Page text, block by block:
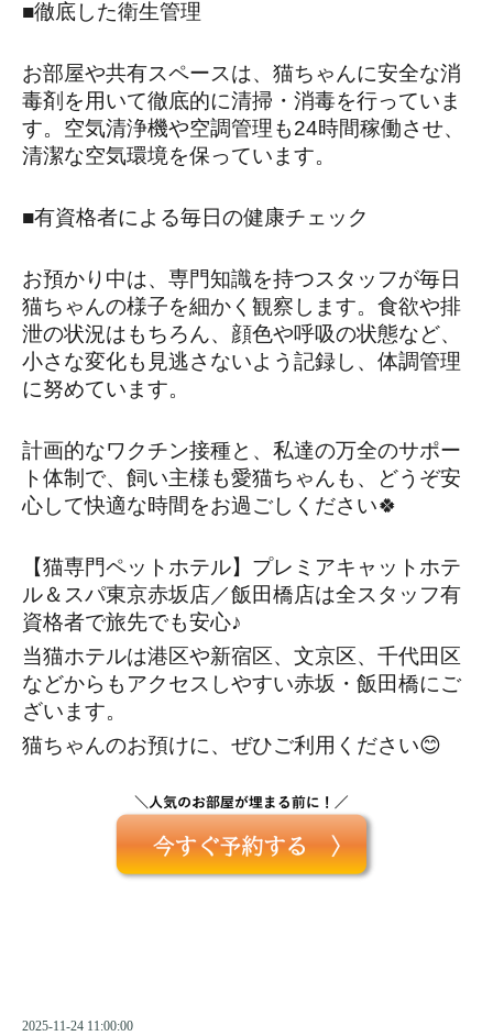
■徹底した衛生管理
お部屋や共有スペースは、猫ちゃんに安全な消
毒剤を用いて徹底的に清掃・消毒を行っていま
す。空気清浄機や空調管理も24時間稼働させ、
清潔な空気環境を保っています。
■有資格者による毎日の健康チェック
お預かり中は、専門知識を持つスタッフが毎日
猫ちゃんの様子を細かく観察します。食欲や排
泄の状況はもちろん、顔色や呼吸の状態など、
小さな変化も見逃さないよう記録し、体調管理
に努めています。
計画的なワクチン接種と、私達の万全のサポー
ト体制で、飼い主様も愛猫ちゃんも、どうぞ安
心して快適な時間をお過ごしください🍀
【猫専門ペットホテル】プレミアキャットホテ
ル＆スパ東京赤坂店／飯田橋店は全スタッフ有
資格者で旅先でも安心♪
当猫ホテルは港区や新宿区、文京区、千代田区
などからもアクセスしやすい赤坂・飯田橋にご
ざいます。
猫ちゃんのお預けに、ぜひご利用ください😊
2025-11-24 11:00:00